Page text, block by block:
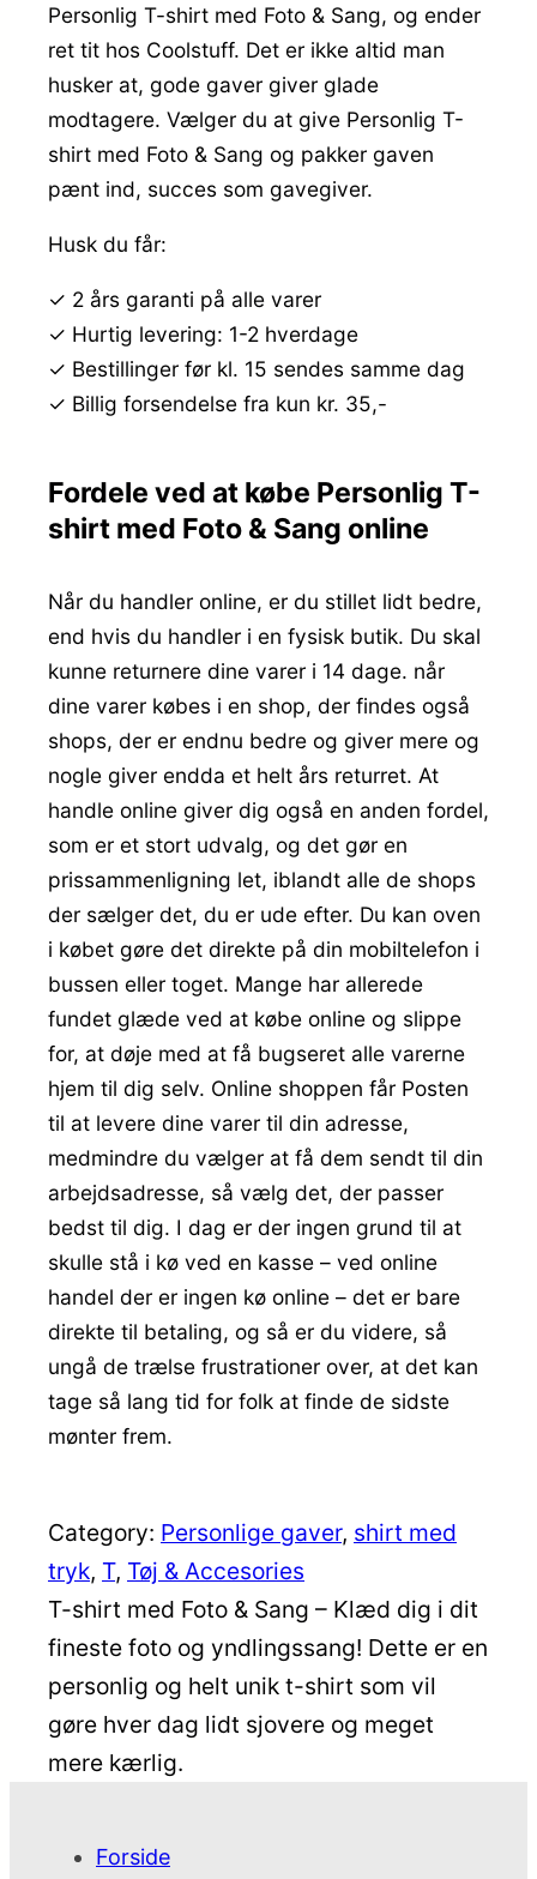
Personlig T-shirt med Foto & Sang, og ender
ret tit hos Coolstuff. Det er ikke altid man
husker at, gode gaver giver glade
modtagere. Vælger du at give Personlig T-
shirt med Foto & Sang og pakker gaven
pænt ind, succes som gavegiver.
Husk du får:
✓ 2 års garanti på alle varer
✓ Hurtig levering: 1-2 hverdage
✓ Bestillinger før kl. 15 sendes samme dag
✓ Billig forsendelse fra kun kr. 35,-
Fordele ved at købe Personlig T-
shirt med Foto & Sang online
Når du handler online, er du stillet lidt bedre,
end hvis du handler i en fysisk butik. Du skal
kunne returnere dine varer i 14 dage. når
dine varer købes i en shop, der findes også
shops, der er endnu bedre og giver mere og
nogle giver endda et helt års returret. At
handle online giver dig også en anden fordel,
som er et stort udvalg, og det gør en
prissammenligning let, iblandt alle de shops
der sælger det, du er ude efter. Du kan oven
i købet gøre det direkte på din mobiltelefon i
bussen eller toget. Mange har allerede
fundet glæde ved at købe online og slippe
for, at døje med at få bugseret alle varerne
hjem til dig selv. Online shoppen får Posten
til at levere dine varer til din adresse,
medmindre du vælger at få dem sendt til din
arbejdsadresse, så vælg det, der passer
bedst til dig. I dag er der ingen grund til at
skulle stå i kø ved en kasse – ved online
handel der er ingen kø online – det er bare
direkte til betaling, og så er du videre, så
ungå de trælse frustrationer over, at det kan
tage så lang tid for folk at finde de sidste
mønter frem.
Category: Personlige gaver, shirt med
tryk, T, Tøj & Accesories
T-shirt med Foto & Sang – Klæd dig i dit
fineste foto og yndlingssang! Dette er en
personlig og helt unik t-shirt som vil
gøre hver dag lidt sjovere og meget
mere kærlig.
Forside